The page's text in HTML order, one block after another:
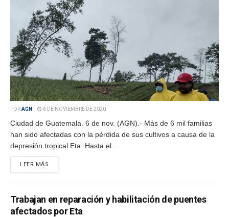
PORAGN 6 DE NOVIEMBRE DE 2020
Ciudad de Guatemala. 6 de nov. (AGN).- Más de 6 mil familias
han sido afectadas con la pérdida de sus cultivos a causa de la
depresión tropical Eta. Hasta el...
LEER MÁS
Trabajan en reparación y habilitación de puentes
afectados por Eta